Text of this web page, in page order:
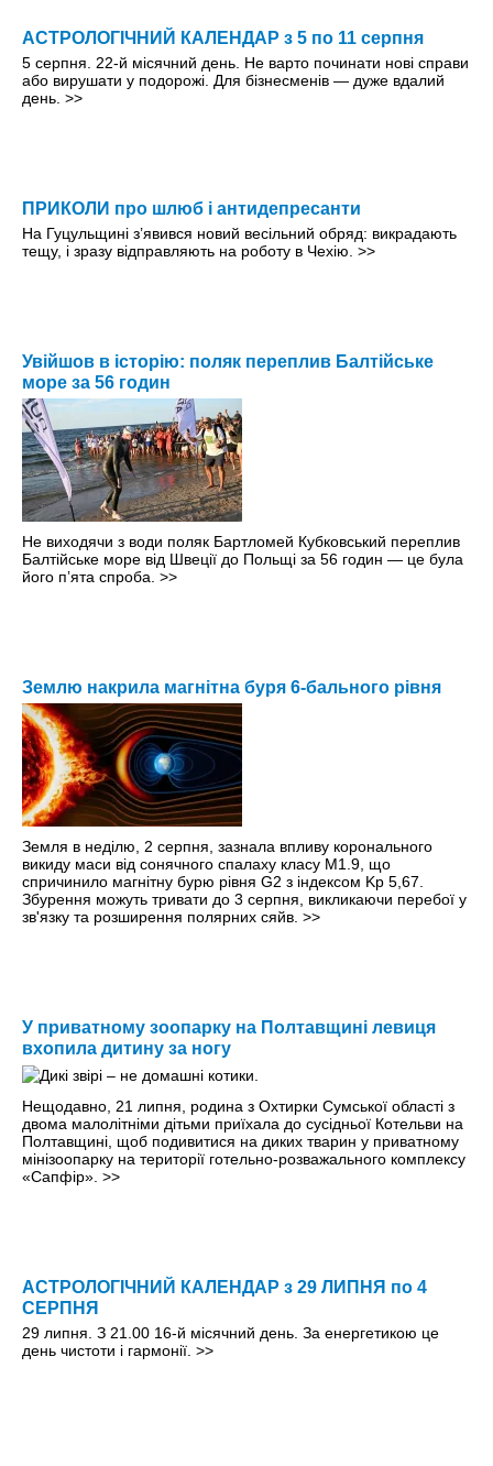
АСТРОЛОГІЧНИЙ КАЛЕНДАР з 5 по 11 серпня
5 серпня. 22-й місячний день. Не варто починати нові справи
або вирушати у подорожі. Для бізнесменів — дуже вдалий
день. >>
ПРИКОЛИ про шлюб і антидепресанти
На Гуцульщині з’явився новий весільний обряд: викрадають
тещу, і зразу відправляють на роботу в Чехію. >>
Увійшов в історію: поляк переплив Балтійське
море за 56 годин
Не виходячи з води поляк Бартломей Кубковський переплив
Балтійське море від Швеції до Польщі за 56 годин — це була
його пʼята спроба. >>
Землю накрила магнітна буря 6-бального рівня
Земля в неділю, 2 серпня, зазнала впливу коронального
викиду маси від сонячного спалаху класу M1.9, що
спричинило магнітну бурю рівня G2 з індексом Kp 5,67.
Збурення можуть тривати до 3 серпня, викликаючи перебої у
зв'язку та розширення полярних сяйв. >>
У приватному зоопарку на Полтавщині левиця
вхопила дитину за ногу
Нещодавно, 21 липня, родина з Охтирки Сумської області з
двома малолітніми дітьми приїхала до сусідньої Котельви на
Полтавщині, щоб подивитися на диких тварин у приватному
мінізоопарку на території готельно-розважального комплексу
«Сапфір». >>
АСТРОЛОГІЧНИЙ КАЛЕНДАР з 29 ЛИПНЯ по 4
СЕРПНЯ
29 липня. З 21.00 16-й місячний день. За енергетикою це
день чистоти і гармонії. >>